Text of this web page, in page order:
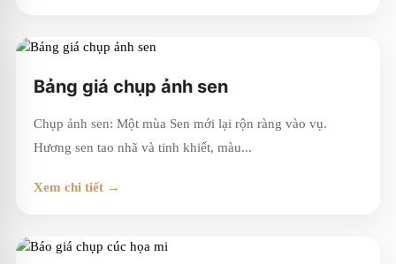
Bảng giá chụp ảnh sen
Chụp ảnh sen: Một mùa Sen mới lại rộn ràng vào vụ.
Hương sen tao nhã và tinh khiết, màu...
Xem chi tiết →